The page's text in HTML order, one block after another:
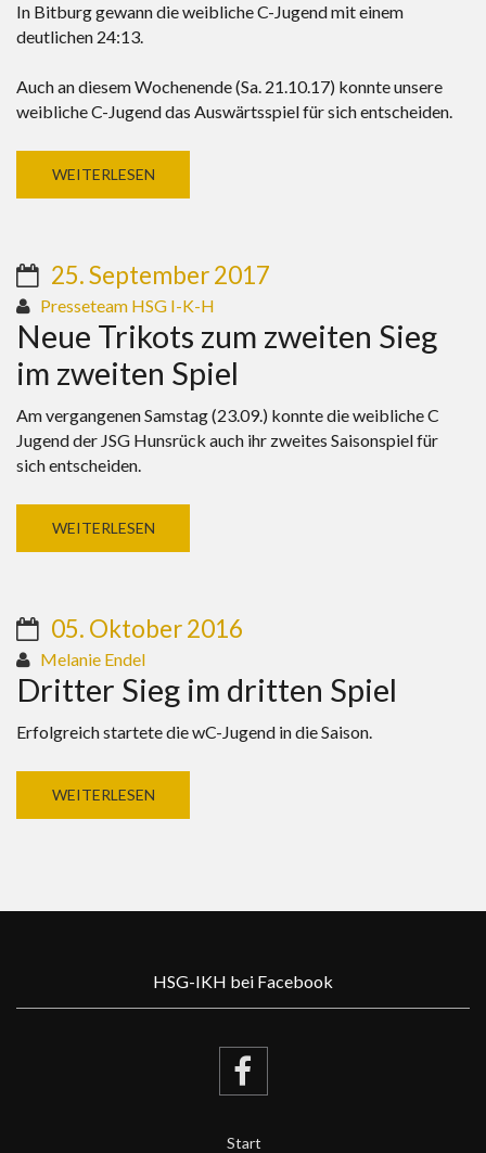
In Bitburg gewann die weibliche C-Jugend mit einem
deutlichen 24:13.
Auch an diesem Wochenende (Sa. 21.10.17) konnte unsere
weibliche C-Jugend das Auswärtsspiel für sich entscheiden.
WEITERLESEN
25. September 2017
Presseteam HSG I-K-H
Neue Trikots zum zweiten Sieg
im zweiten Spiel
Am vergangenen Samstag (23.09.) konnte die weibliche C
Jugend der JSG Hunsrück auch ihr zweites Saisonspiel für
sich entscheiden.
WEITERLESEN
05. Oktober 2016
Melanie Endel
Dritter Sieg im dritten Spiel
Erfolgreich startete die wC-Jugend in die Saison.
WEITERLESEN
HSG-IKH bei Facebook
Start